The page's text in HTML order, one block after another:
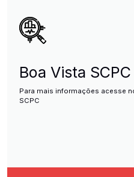
Boa Vista SCPC
Para mais informações acesse
SCPC